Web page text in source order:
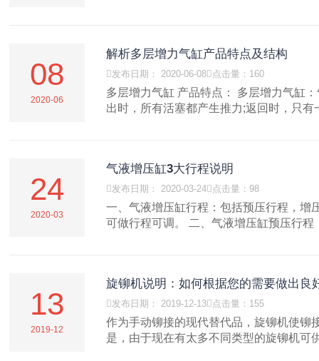
08
2020-06
解析多层增力气缸产品特点及结构
发布日期： 2020-06-08 点击量：160
多层增力气缸 产品特点： 多层增力气缸
出时，所有活塞都产生推力;返回时，只有
24
2020-03
气液增压缸3大行程说明
发布日期： 2020-03-24 点击量：98
一、气液增压缸行程：包括预压行程，增
可做行程可调。 二、气液增压缸预压行程
13
2019-12
旋铆机说明：如何根据您的需要做出良
发布日期： 2019-12-13 点击量：155
作为手动铆接的现代替代品，旋铆机使铆
是，由于现在有太多不同类型的旋铆机可